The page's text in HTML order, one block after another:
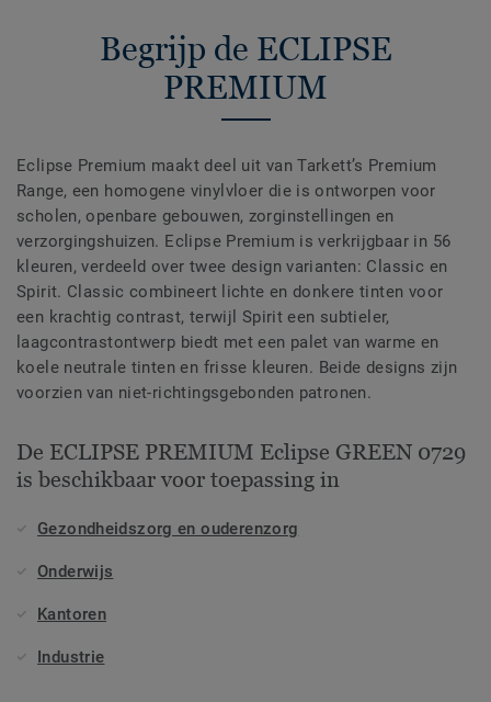
Begrijp de ECLIPSE
PREMIUM
Eclipse Premium maakt deel uit van Tarkett’s Premium
Range, een homogene vinylvloer die is ontworpen voor
scholen, openbare gebouwen, zorginstellingen en
verzorgingshuizen. Eclipse Premium is verkrijgbaar in 56
kleuren, verdeeld over twee design varianten: Classic en
Spirit. Classic combineert lichte en donkere tinten voor
een krachtig contrast, terwijl Spirit een subtieler,
laagcontrastontwerp biedt met een palet van warme en
koele neutrale tinten en frisse kleuren. Beide designs zijn
voorzien van niet-richtingsgebonden patronen.
De ECLIPSE PREMIUM Eclipse GREEN 0729
is beschikbaar voor toepassing in
Gezondheidszorg en ouderenzorg
Onderwijs
Kantoren
Industrie